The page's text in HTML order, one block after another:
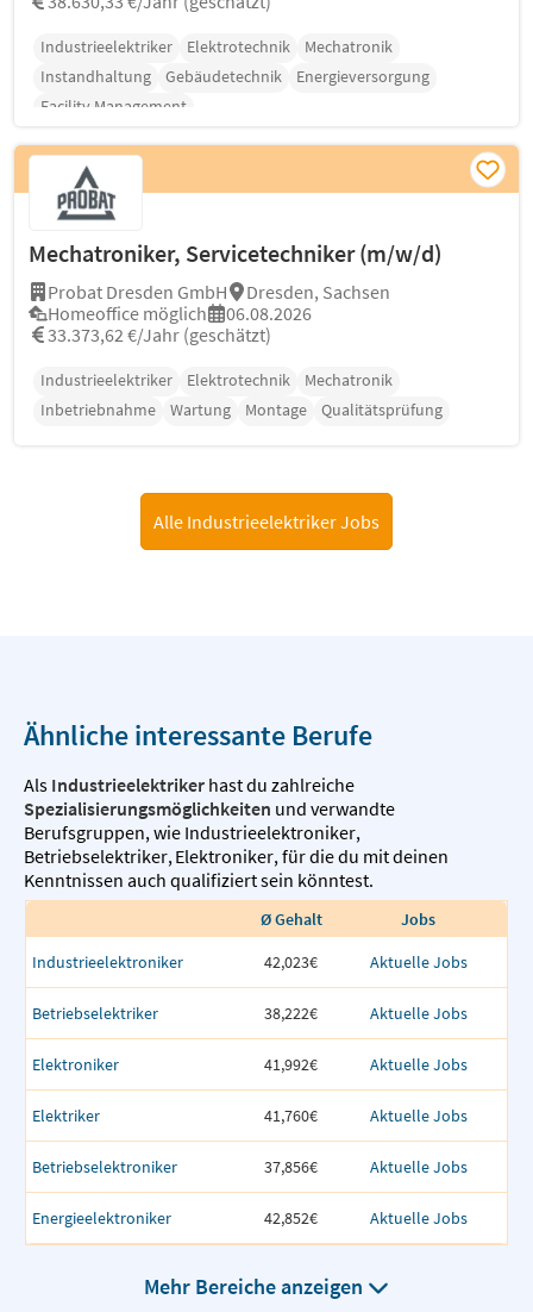
Industrieelektriker Elektrotechnik
Mechatronik
Instandhaltung
Gebäudetechnik
Energieversorgung
Facility Management
Mechatroniker, Servicetechniker (m/w/d)
Probat Dresden GmbH
Dresden, Sachsen
Homeoffice möglich
06.08.2026
33.373,62 €/Jahr (geschätzt)
Industrieelektriker Elektrotechnik
Mechatronik
Inbetriebnahme
Wartung Montage Qualitätsprüfung
Alle Industrieelektriker Jobs
Ähnliche interessante Berufe
Als Industrieelektriker hast du zahlreiche
Spezialisierungsmöglichkeiten und verwandte
Berufsgruppen, wie Industrieelektroniker,
Betriebselektriker,Elektroniker,für die du mit deinen
Kenntnissen auch qualifiziert sein könntest.
Ø Gehalt
Jobs
Industrieelektroniker
42,023€ Aktuelle Jobs
Betriebselektriker 38,222€ Aktuelle Jobs
Elektroniker 41,992€ Aktuelle Jobs
Elektriker 41,760€ Aktuelle Jobs
Betriebselektroniker 37,856€ Aktuelle Jobs
Energieelektroniker 42,852€ Aktuelle Jobs
Mehr Bereiche anzeigen